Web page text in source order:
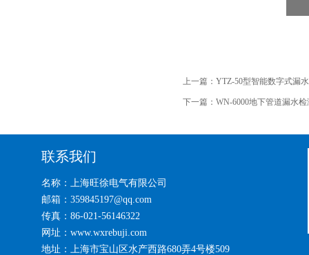
上一篇： YTZ-50型智能数字式漏
下一篇： WN-6000地下管道漏水检
联系我们
名称：上海旺徐电气有限公司
邮箱：359845197@qq.com
传真：86-021-56146322
网址：www.wxrebuji.com
地址：上海市宝山区水产西路680弄4号楼509